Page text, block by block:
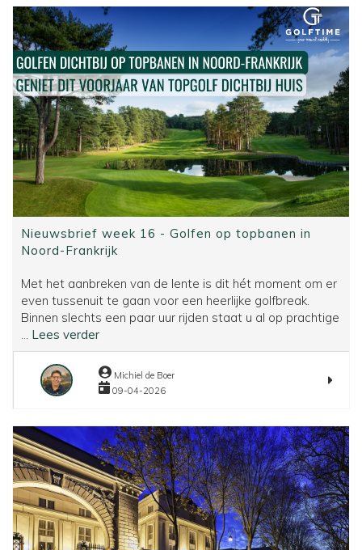
Nieuwsbrief week 16 - Golfen op topbanen in
Noord-Frankrijk
Met het aanbreken van de lente is dit hét moment om er
even tussenuit te gaan voor een heerlijke golfbreak.
Binnen slechts een paar uur rijden staat u al op prachtige
... Lees verderNieuwsbrief
week
16
-
topbanen
in
Noord-
Frankrijk
Michiel de Boer
09-04-2026